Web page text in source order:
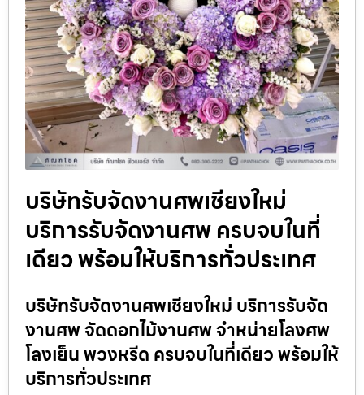
บริษัทรับจัดงานศพเชียงใหม่
บริการรับจัดงานศพ ครบจบในที่
เดียว พร้อมให้บริการทั่วประเทศ
บริษัทรับจัดงานศพเชียงใหม่ บริการรับจัด
งานศพ จัดดอกไม้งานศพ จำหน่ายโลงศพ
โลงเย็น พวงหรีด ครบจบในที่เดียว พร้อมให้
บริการทั่วประเทศ